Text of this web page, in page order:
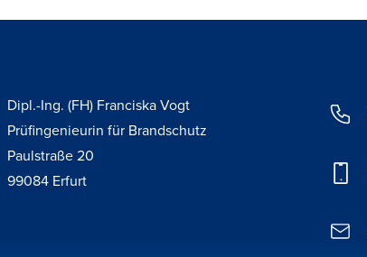
Dipl.-Ing. (FH) Franciska Vogt
Prüfingenieurin für Brandschutz
Paulstraße 20
99084 Erfurt